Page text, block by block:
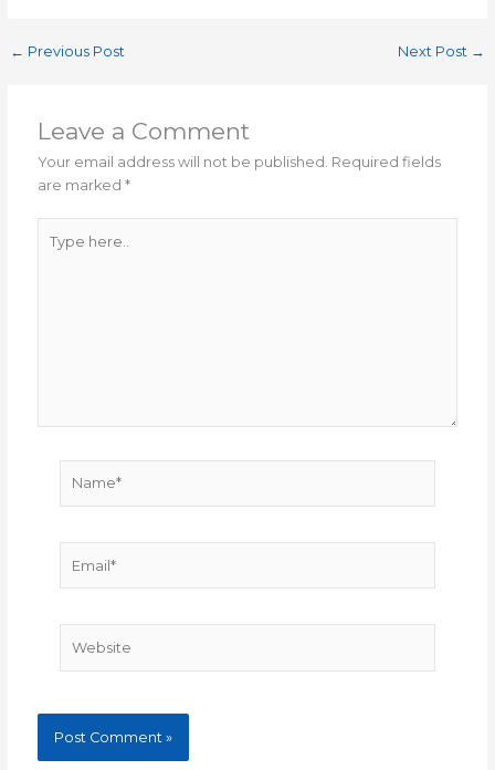
← Previous Post Next Post →
Leave a Comment
Your email address will not be published. Required fields
are marked*
here..